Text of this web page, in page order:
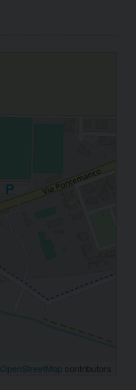
OpenStreetMap contributors